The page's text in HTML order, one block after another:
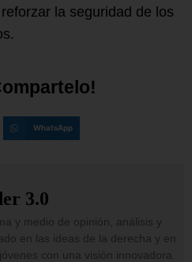
la seguridad de los
omparte o!
WhatsApp
3.0
y medio de opinión, análisis y
en las ideas de la derecha y en
con una visión innovadora